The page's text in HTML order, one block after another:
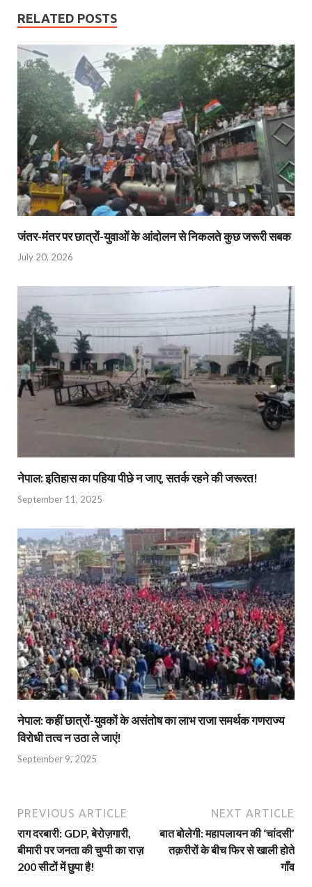
RELATED POSTS
जंतर-मंतर पर छात्रों-युवाओं के आंदोलन से निकलते कुछ जरूरी सबक
July 20, 2026
नेपाल: इतिहास का पहिया पीछे न जाए, सतर्क रहने की जरूरत!
September 11, 2025
नेपाल: कहीं छात्रों-युवकों के असंतोष का लाभ राजा समर्थक गणराज्य
विरोधी तत्व न उठा ले जाएं!
September 9, 2025
PREVIOUS ARTICLE
राग दरबारी: GDP, बेरोज़गारी,
बीमारी पर जनता की चुप्‍पी का राज़
200 सीटों में छुपा है!
NEXT ARTICLE
बात बोलेगी: महापलायन की ‘चांदसी’
तक़रीरों के बीच फिर से खाली होते
गाँव